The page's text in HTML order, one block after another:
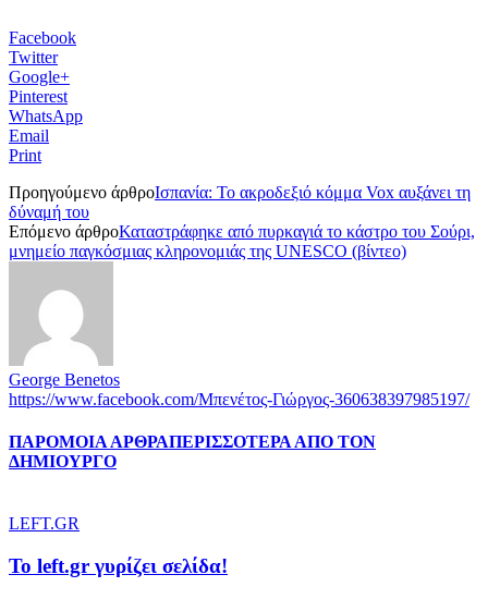
Facebook
Twitter
Google+
Pinterest
WhatsApp
Email
Print
Προηγούμενο άρθροΙσπανία: Το ακροδεξιό κόμμα Vox αυξάνει τη
δύναμή του
Επόμενο άρθροΚαταστράφηκε από πυρκαγιά το κάστρο του Σούρι,
μνημείο παγκόσμιας κληρονομιάς της UNESCO (βίντεο)
George Benetos
https://www.facebook.com/Μπενέτος-Γιώργος-360638397985197/
ΠΑΡΟΜΟΙΑ ΑΡΘΡΑΠΕΡΙΣΣΟΤΕΡΑ ΑΠΟ ΤΟΝ
ΔΗΜΙΟΥΡΓΟ
LEFT.GR
To left.gr γυρίζει σελίδα!